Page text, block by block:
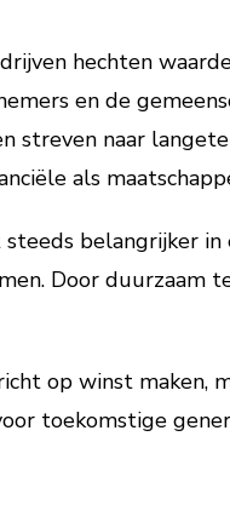
hechten
en de
streven naar
als
belangrijker
Door duurzaam
op winst maken,
toekomstige